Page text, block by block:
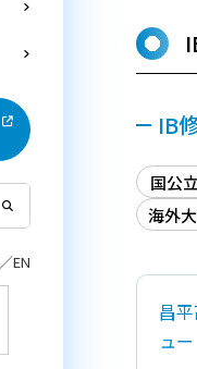
IB
国公
海外
昌
ュー